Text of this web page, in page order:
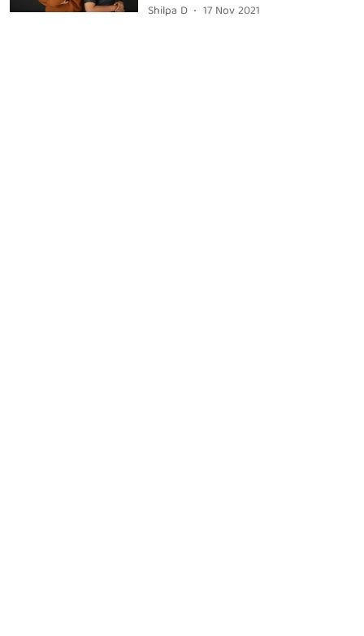
Shilpa D 17 Nov 2021